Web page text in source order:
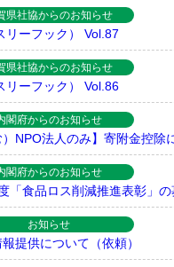
県社協からのお知らせ
リーフック） Vol.87
県社協からのお知らせ
リーフック） Vol.86
閣府からのお知らせ
）NPO法人のみ】寄附金控
閣府からのお知らせ
「食品ロス削減推進表彰」
お知らせ
提供について（依頼）